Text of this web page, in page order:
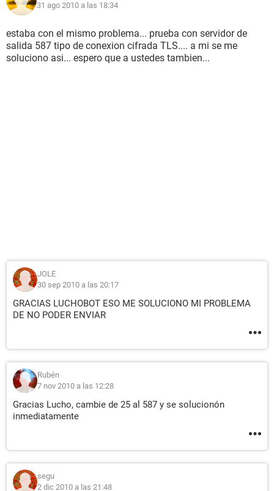
31 ago 2010 a las 18:34
estaba con el mismo problema... prueba con servidor de
salida 587 tipo de conexion cifrada TLS.... a mi se me
soluciono asi... espero que a ustedes tambien...
JOLE
30 sep 2010 a las 20:17
GRACIAS LUCHOBOT ESO ME SOLUCIONO MI PROBLEMA
DE NO PODER ENVIAR
Rubén
7 nov 2010 a las 12:28
Gracias Lucho, cambie de 25 al 587 y se solucionón
inmediatamente
segu
2 dic 2010 a las 21:48